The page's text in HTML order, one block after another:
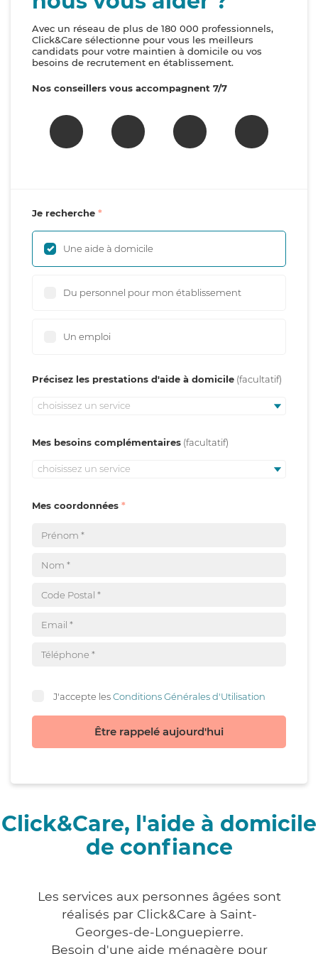
Avec un réseau de plus de 180 000 professionnels,
Click&Care sélectionne pour vous les meilleurs
candidats pour votre maintien à domicile ou vos
besoins de recrutement en établissement.
Nos conseillers vous accompagnent 7/7
Je recherche
Une aide à domicile
Du personnel pour mon établissement
Un emploi
Précisez les prestations d'aide à domicile
choisissez un service
Mes besoins complémentaires
choisissez un service
Mes coordonnées
J'accepte lesConditions Générales d'Utilisation
Être rappelé aujourd'hui
Click&Care, l'aide à domicile
de confiance
Les services aux personnes âgées sont
réalisés par Click&Care à Saint-
Georges-de-Longuepierre.
Besoin d'une aide ménagère pour